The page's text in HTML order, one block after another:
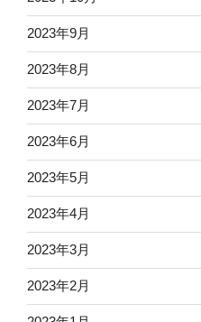
2023年9月
2023年8月
2023年7月
2023年6月
2023年5月
2023年4月
2023年3月
2023年2月